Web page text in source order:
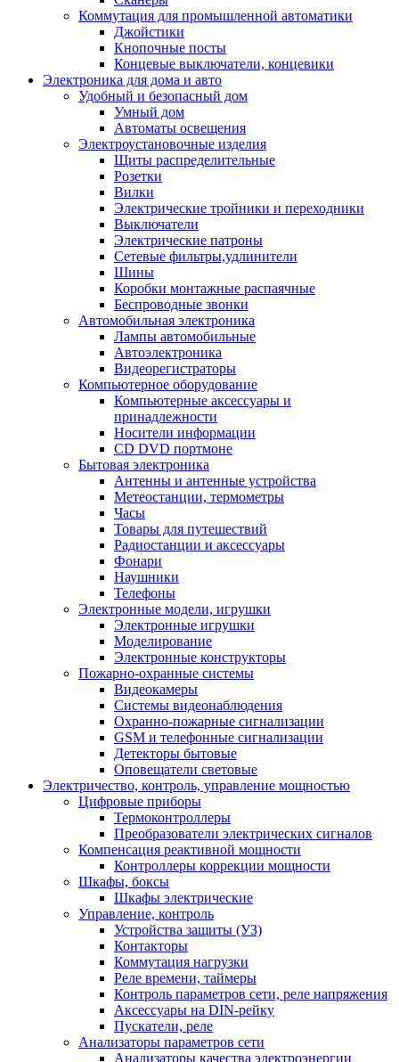
Коммутация для промышленной автоматики
Джойстики
Кнопочные посты
Концевые выключатели, концевики
Электроника для дома и авто
Удобный и безопасный дом
Умный дом
Автоматы освещения
Электроустановочные изделия
Щиты распределительные
Розетки
Вилки
Электрические тройники и переходники
Выключатели
Электрические патроны
Сетевые фильтры,удлинители
Шины
Коробки монтажные распаячные
Беспроводные звонки
Автомобильная электроника
Лампы автомобильные
Автоэлектроника
Видеорегистраторы
Компьютерное оборудование
Компьютерные аксессуары и
принадлежности
Носители информации
CD DVD портмоне
Бытовая электроника
Антенны и антенные устройства
Метеостанции, термометры
Часы
Товары для путешествий
Радиостанции и аксессуары
Фонари
Наушники
Телефоны
Электронные модели, игрушки
Электронные игрушки
Моделирование
Электронные конструкторы
Пожарно-охранные системы
Видеокамеры
Системы видеонаблюдения
Охранно-пожарные сигнализации
GSM и телефонные сигнализации
Детекторы бытовые
Оповещатели световые
Электричество, контроль, управление мощностью
Цифровые приборы
Термоконтроллеры
Преобразователи электрических сигналов
Компенсация реактивной мощности
Контроллеры коррекции мощности
Шкафы, боксы
Шкафы электрические
Управление, контроль
Устройства защиты (УЗ)
Контакторы
Коммутация нагрузки
Реле времени, таймеры
Контроль параметров сети, реле напряжения
Аксессуары на DIN-рейку
Пускатели, реле
Анализаторы параметров сети
Анализаторы качества электроэнергии